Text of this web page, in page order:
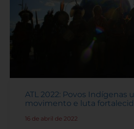
ATL 2022: Povos Indígenas
movimento e luta
16 de abril de 2022